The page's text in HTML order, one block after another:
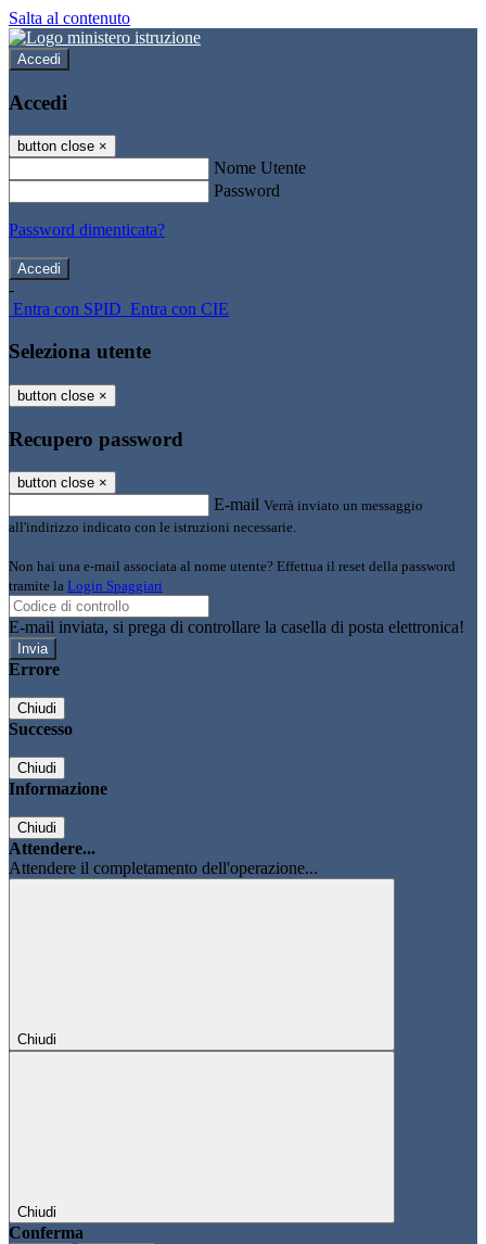
Salta al contenuto
Accedi
Accedi
button close ×
Nome Utente
Password
Password dimenticata?
-
Entra con SPID Entra con CIE
Seleziona utente
button close ×
Recupero password
button close ×
E-mail Verrà inviato un messaggio
all'indirizzo indicato con le istruzioni necessarie.
Non hai una e-mail associata al nome utente? Effettua il reset della password
tramite la Login Spaggiari
E-mail inviata, si prega di controllare la casella di posta elettronica!
Errore
Chiudi
Successo
Chiudi
Informazione
Chiudi
Attendere...
Attendere il completamento dell'operazione...
Chiudi
Chiudi
Conferma